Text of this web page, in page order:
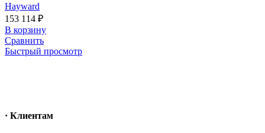
Hayward
153 114 ₽
В корзину
Сравнить
Быстрый просмотр
· Клиентам